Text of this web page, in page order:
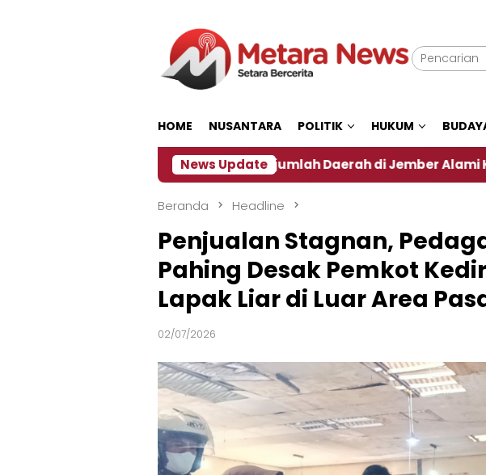
HOME NUSANTARA POLITIK HUKUM
News Update
Dampak El Nino, Sejumlah Daerah di Jember Alami Krisi Air
Beranda Headline
Penjualan Stagnan,
Pahing Desak Pemkot
Lapak Liar di Luar Area
02/07/2026